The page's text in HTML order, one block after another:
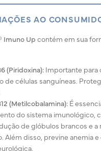
AO
Imuno Up contém em sua
(Piridoxina):Importante para
de células sanguíneas.
(Metilcobalamina):É
do sistema imunológico,
de glóbulos brancos e a
Além disso, previne anemia